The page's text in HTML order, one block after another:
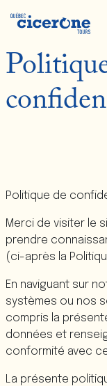
Politique de
Merci de visiter le
prendre
(ci-après la
En naviguant sur
systèmes ou nos
compris la
données et
conformité avec
La présente